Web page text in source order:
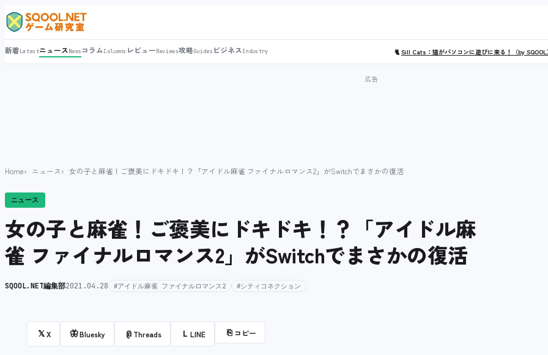
新着LatestニュースNews コラムColumns レビューReviews攻略Guides ビジネスIndustry 🐈Sill Cats：猫がパソコンに遊びに来る！（by
Home ニュース 女の子と麻雀！ご褒美にドキドキ！？「アイドル麻雀 ファイナルロマンス2」がSwitchでまさかの復活
ニュース
女の子と麻雀！ご褒美にドキドキ！？「アイドル麻
雀 ファイナルロマンス2」がSwitchでまさかの復活
SQOOL.NET編集部2021.04.28 #アイドル麻雀 ファイナルロマンス2 #シティコネクション
𝕏X 🦋Bluesky @ Threads L LINE ⎘ コピー